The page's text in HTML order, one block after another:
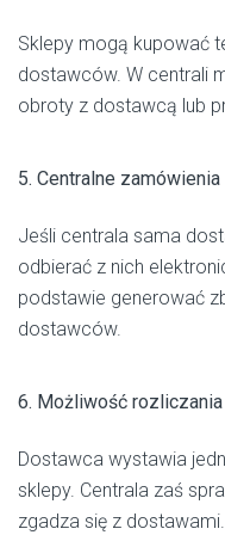
Sklepy mogą kupować
dostawców. W centrali
obroty z dostawcą lub
5. Centralne
Jeśli centrala sama
odbierać z nich
podstawie generować
dostawców.
6. Możliwość
Dostawca wystawia
sklepy. Centrala zaś
zgadza się z